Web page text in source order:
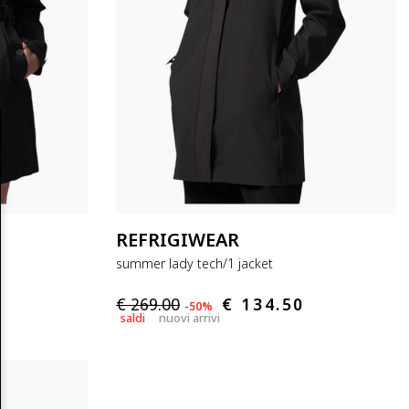
REFRIGIWEAR
summer lady tech/1 jacket
€ 269.00 -50% € 134.50
saldi nuovi arrivi